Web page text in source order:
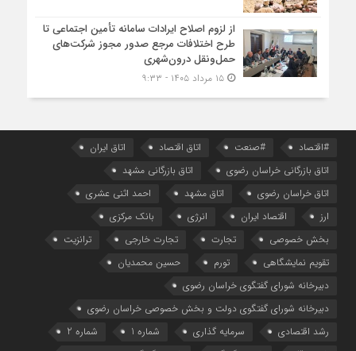
از لزوم اصلاح ایرادات سامانه تأمین اجتماعی تا
طرح اختلافات مرجع صدور مجوز شرکت‌های
حمل‌ونقل درون‌شهری
۱۵ مرداد ۱۴۰۵ - ۹:۳۳
#اقتصاد #صنعت اتاق اقتصاد
اتاق ایران
اتاق بازرگانی خراسان رضوی
اتاق بازرگانی مشهد
اتاق خراسان رضوی
اتاق مشهد
احمد اثنی عشری
ارز
اقتصاد ایران انرژی
بانک مرکزی
بخش خصوصی
تجارت تجارت خارجی
ترانزیت
تقویم نمایشگاهی
تورم
حسین محمدیان
دبیرخانه شورای گفتگوی خراسان رضوی
دبیرخانه شورای گفتگوی دولت و بخش خصوصی خراسان رضوی
رشد اقتصادی
سرمایه گذاری شماره 1
شماره 2